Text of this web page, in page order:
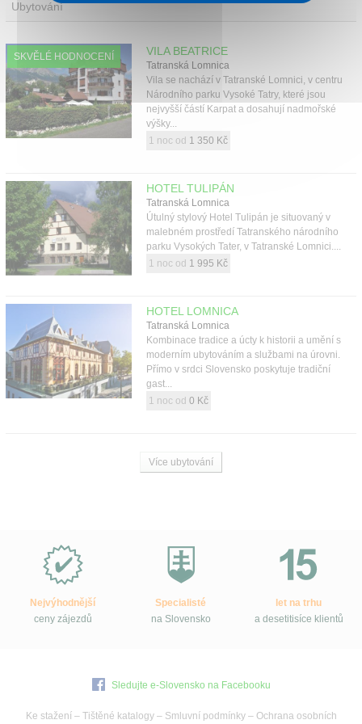
Ubytování
SKVĚLÉ HODNOCENÍ VILA BEATRICE
Tatranská Lomnica
Vila se nachází v Tatranské Lomnici, v centru
Národního parku Vysoké Tatry, které jsou
nejvyšší částí Karpat a dosahují nadmořské
výšky...
1 noc od 1 350 Kč
HOTEL TULIPÁN
Tatranská Lomnica
Útulný stylový Hotel Tulipán je situovaný v
malebném prostředí Tatranského národního
parku Vysokých Tater, v Tatranské Lomnici....
1 noc od 1 995 Kč
HOTEL LOMNICA
Tatranská Lomnica
Kombinace tradice a úcty k historii a umění s
moderním ubytováním a službami na úrovni.
Přímo v srdci Slovensko poskytuje tradiční
gast...
1 noc od 0 Kč
Více ubytování
Slovensko.cz?
Nejvýhodnější
ceny zájezdů
Specialisté
na Slovensko
let na trhu
a desetitisíce klientů
Sledujte e-Slovensko na Facebooku
Ke stažení– Tištěné katalogy– Smluvní podmínky– Ochrana osobních